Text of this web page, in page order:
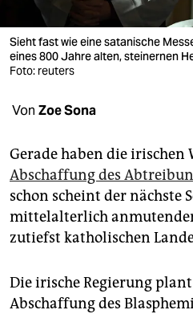
verlag
veranstaltungen
unterstützen
abo
genossenschaft
Sieht fast wie eine satanische
eines 800 Jahre alten, steinernen
Foto: reuters
Von Zoe Sona
Gerade haben die
Abschaffung des
schon scheint der nächste
mittelalterlich
zutiefst katholischen
Die irische Regierung
Abschaffung des